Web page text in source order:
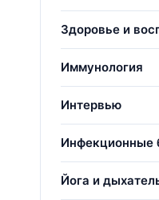
Здоровье и
Иммунология
Интервью
Инфекционные
Йога и